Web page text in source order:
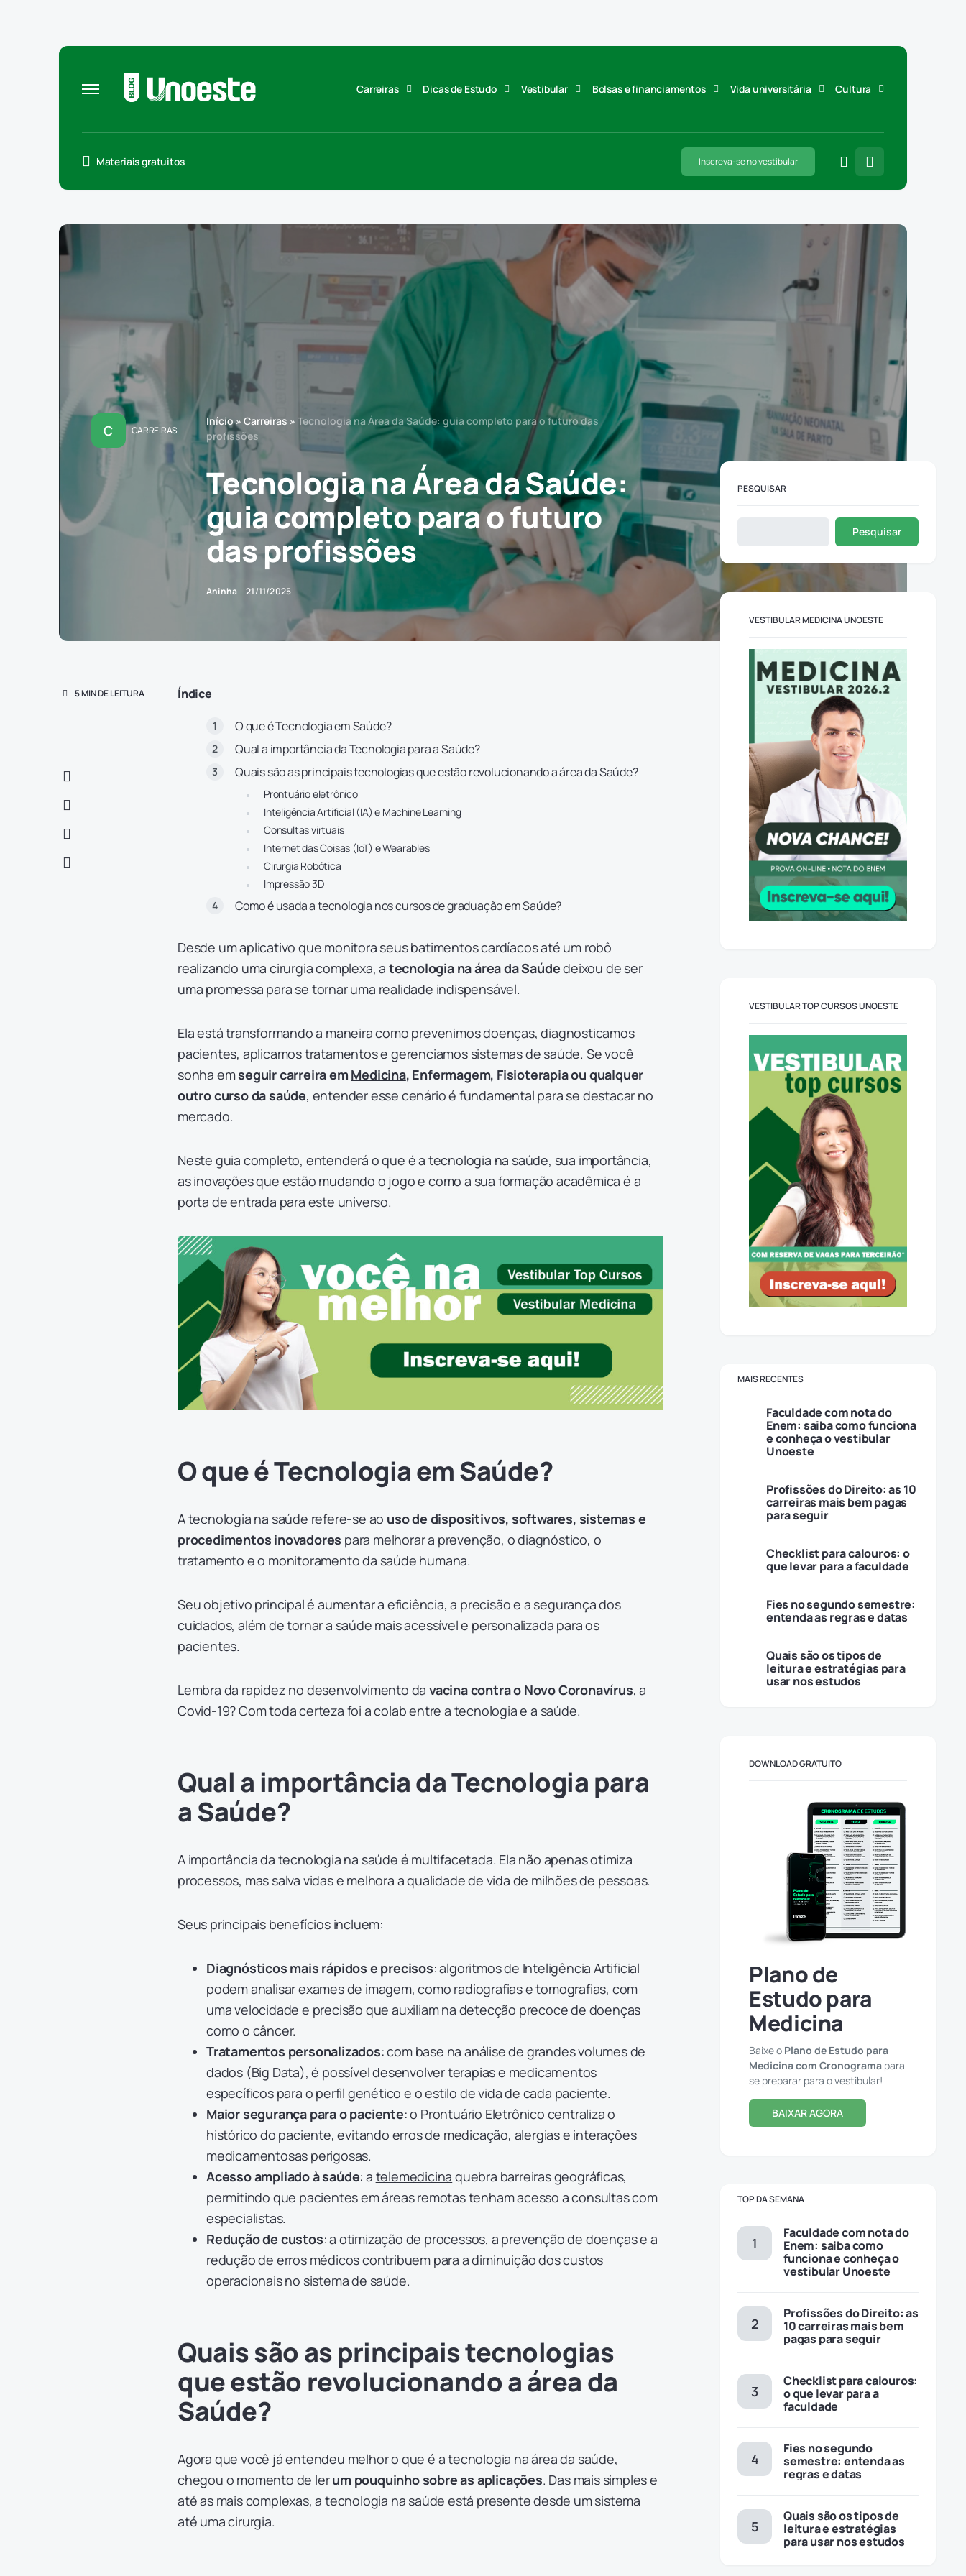
Carreiras Dicas de Estudo Vestibular Bolsas e financiamentos Vida universitária Cultura
Materiais gratuitos Inscreva-se no vestibular
C CARREIRAS
Início» Carreiras » Tecnologia na Área da Saúde: guia completo para o futuro das
profissões
Tecnologia na Área da Saúde:
guia completo para o futuro
das profissões
Aninha 21/11/2025
5 MIN DE LEITURA Índice
O que é Tecnologia em Saúde?
Qual a importância da Tecnologia para a Saúde?
Quais são as principais tecnologias que estão revolucionando a área da Saúde?
Prontuário eletrônico
Inteligência Artificial (IA) e Machine Learning
Consultas virtuais
Internet das Coisas (IoT) e Wearables
Cirurgia Robótica
Impressão 3D
Como é usada a tecnologia nos cursos de graduação em Saúde?
Desde um aplicativo que monitora seus batimentos cardíacos até um robô
realizando uma cirurgia complexa, a tecnologia na área da Saúdedeixou de ser
uma promessa para se tornar uma realidade indispensável.
Ela está transformando a maneira como prevenimos doenças, diagnosticamos
pacientes, aplicamos tratamentos e gerenciamos sistemas de saúde. Se você
sonha emseguir carreira em Medicina, Enfermagem, Fisioterapia ou qualquer
outro curso da saúde, entender esse cenário é fundamental para se destacar no
mercado.
Neste guia completo, entenderá o que é a tecnologia na saúde, sua importância,
as inovações que estão mudando o jogo e como a sua formação acadêmica é a
porta de entrada para este universo.
O que é Tecnologia em Saúde?
A tecnologia na saúde refere-se ao uso de dispositivos, softwares, sistemas e
procedimentos inovadores para melhorar a prevenção, o diagnóstico, o
tratamento e o monitoramento da saúde humana.
Seu objetivo principal é aumentar a eficiência, a precisão e a segurança dos
cuidados, além de tornar a saúde mais acessível e personalizada para os
pacientes.
Lembra da rapidez no desenvolvimento da vacina contra o Novo Coronavírus, a
Covid-19? Com toda certeza foi a colab entre a tecnologia e a saúde.
Qual a importância da Tecnologia para
a Saúde?
A importância da tecnologia na saúde é multifacetada. Ela não apenas otimiza
processos, mas salva vidas e melhora a qualidade de vida de milhões de pessoas.
Seus principais benefícios incluem:
Diagnósticos mais rápidos e precisos: algoritmos de Inteligência Artificial
podem analisar exames de imagem, como radiografias e tomografias, com
uma velocidade e precisão que auxiliam na detecção precoce de doenças
como o câncer.
Tratamentos personalizados: com base na análise de grandes volumes de
dados (Big Data), é possível desenvolver terapias e medicamentos
específicos para o perfil genético e o estilo de vida de cada paciente.
Maior segurança para o paciente: o Prontuário Eletrônico centraliza o
histórico do paciente, evitando erros de medicação, alergias e interações
medicamentosas perigosas.
Acesso ampliado à saúde: a telemedicina quebra barreiras geográficas,
permitindo que pacientes em áreas remotas tenham acesso a consultas com
especialistas.
Redução de custos: a otimização de processos, a prevenção de doenças e a
redução de erros médicos contribuem para a diminuição dos custos
operacionais no sistema de saúde.
Quais são as principais tecnologias
que estão revolucionando a área da
Saúde?
Agora que você já entendeu melhor o que é a tecnologia na área da saúde,
chegou o momento de lerum pouquinho sobre as aplicações. Das mais simples e
até as mais complexas, a tecnologia na saúde está presente desde um sistema
até uma cirurgia.
PESQUISAR
Pesquisar
VESTIBULAR MEDICINA UNOESTE
VESTIBULAR TOP CURSOS UNOESTE
MAIS RECENTES
Faculdade com nota do
Enem: saiba como funciona
e conheça o vestibular
Unoeste
Profissões do Direito: as 10
carreiras mais bem pagas
para seguir
Checklist para calouros: o
que levar para a faculdade
Fies no segundo semestre:
entenda as regras e datas
Quais são os tipos de
leitura e estratégias para
usar nos estudos
DOWNLOAD GRATUITO
Plano de
Estudo para
Medicina
Baixe o Plano de Estudo para
Medicina com Cronograma
se preparar para o vestibular!
BAIXAR AGORA
TOP DA SEMANA
Faculdade com nota do
Enem: saiba como
funciona e conheça o
vestibular Unoeste
Profissões do Direito: as
10 carreiras mais bem
pagas para seguir
Checklist para calouros:
o que levar para a
faculdade
Fies no segundo
semestre: entenda as
regras e datas
Quais são os tipos de
leitura e estratégias
para usar nos estudos